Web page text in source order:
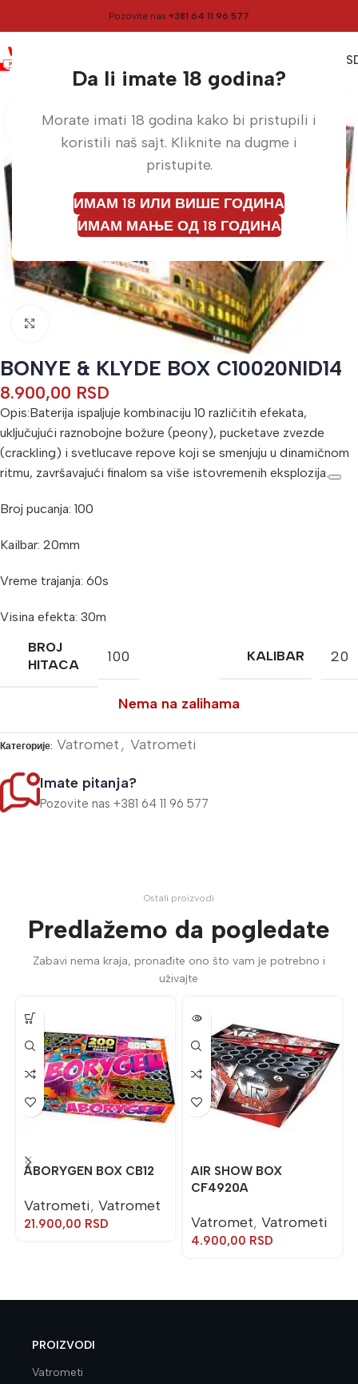
Da li imate 18 godina?
Morate imati 18 godina kako bi pristupili i
koristili naš sajt. Kliknite na dugme i
pristupite.
ИМАМ 18 ИЛИ ВИШЕ ГОДИНА
ИМАМ МАЊЕ ОД 18 ГОДИНА
Pozovite nas +381 64 11 96 577
Meni
Početna Vatrometi
Кликните да бисте увећали
BONYE & KLYDE BOX C10020NID14
8.900,00 RSD
Opis:Baterija ispaljuje kombinaciju 10 različitih efekata,
uključujući raznobojne božure (peony), pucketave zvezde
(crackling) i svetlucave repove koji se smenjuju u dinamičnom
ritmu, završavajući finalom sa više istovremenih eksplozija.
Broj pucanja: 100
Kailbar: 20mm
Vreme trajanja: 60s
Visina efekta: 30m
BROJ
HITACA
100 KALIBAR 20
Nema na zalihama
Категорије: Vatromet, Vatrometi
Imate pitanja?
Pozovite nas +381 64 11 96 577
Ostali proizvodi
Predlažemo da pogledate
Zabavi nema kraja, pronađite ono što vam je potrebno i
uživajte
ABORYGEN BOX CB12
Vatrometi, Vatromet
21.900,00 RSD
AIR SHOW BOX
CF4920A
Vatromet, Vatrometi
4.900,00 RSD
PROIZVODI
Vatrometi